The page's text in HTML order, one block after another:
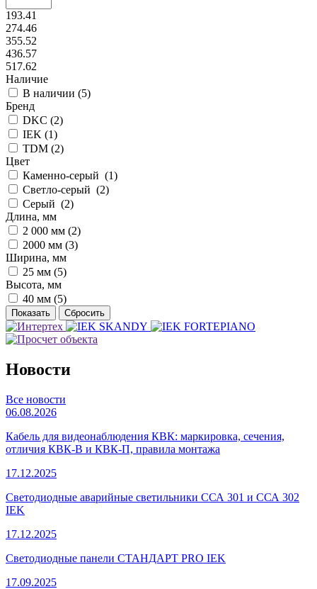
193.41
274.46
355.52
436.57
517.62
Наличие
В наличии (5)
Бренд
DKC (2)
IEK (1)
TDM (2)
Цвет
Каменно-серый (1)
Светло-серый (2)
Серый (2)
Длина, мм
2 000 мм (2)
2000 мм (3)
Ширина, мм
25 мм (5)
Высота, мм
40 мм (5)
Новости
Все новости
06.08.2026
Кабель для видеонаблюдения КВК: маркировка, сечения,
отличия КВК-В и КВК-П, правила монтажа
17.12.2025
Светодиодные аварийные светильники ССА 301 и ССА 302
IEK
17.12.2025
Светодиодные панели СТАНДАРТ PRO IEK
17.09.2025